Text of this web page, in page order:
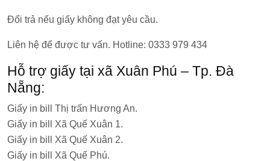
Đổi trả nếu giấy không đạt yêu cầu.
Liên hệ để được tư vấn. Hotline: 0333 979 434
Hỗ trợ giấy tại xã Xuân Phú – Tp. Đà
Nẵng:
Giấy in bill Thị trấn Hương An.
Giấy in bill Xã Quế Xuân 1.
Giấy in bill Xã Quế Xuân 2.
Giấy in bill Xã Quế Phú.